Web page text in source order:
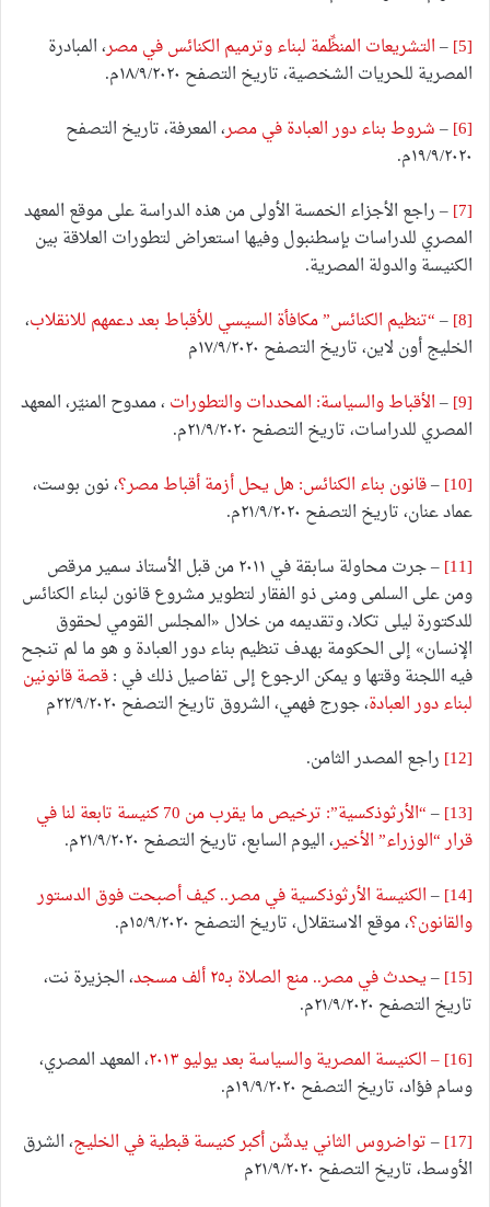
[5]
–التشريعات المنظِّمة لبناء وترميم الكنائس في مصر، المبادرة
المصرية للحريات الشخصية، تاريخ التصفح ١٨/٩/٢٠٢٠م.
[6]
–شروط بناء دور العبادة في مصر، المعرفة، تاريخ التصفح
١٩/٩/٢٠٢٠م.
[7] – راجع الأجزاء الخمسة الأولى من هذه الدراسة على موقع المعهد
المصري للدراسات بإسطنبول وفيها استعراض لتطورات العلاقة بين
الكنيسة والدولة المصرية.
[8]
–“تنظيم الكنائس” مكافأة السيسي للأقباط بعد دعمهم للانقلاب،
الخليج أون لاين، تاريخ التصفح ١٧/٩/٢٠٢٠م
[9]
–الأقباط والسياسة: المحددات والتطورات، ممدوح المنيّر، المعهد
المصري للدراسات، تاريخ التصفح ٢١/٩/٢٠٢٠م.
[10]
–قانون بناء الكنائس: هل يحل أزمة أقباط مصر؟، نون بوست،
عماد عنان، تاريخ التصفح ٢١/٩/٢٠٢٠م.
[11]
– جرت محاولة سابقة في ٢٠١١ من قبل الأستاذ سمير مرقص
ومن على السلمى ومنى ذو الفقار لتطوير مشروع قانون لبناء الكنائس
للدكتورة ليلى تكلا، وتقديمه من خلال «المجلس القومي لحقوق
الإنسان» إلى الحكومة بهدف تنظيم بناء دور العبادة و هو ما لم تنجح
فيه اللجنة وقتها و يمكن الرجوع إلى تفاصيل ذلك في :قصة قانونين
لبناء دور العبادة، جورج فهمي، الشروق تاريخ التصفح ٢٢/٩/٢٠٢٠م
[12]
راجع المصدر الثامن.
[13]
–
“الأرثوذكسية”: ترخيص ما يقرب من 70 كنيسة تابعة لنا في
قرار “الوزراء” الأخير، اليوم السابع، تاريخ التصفح ٢١/٩/٢٠٢٠م.
[14]
–الكنيسة الأرثوذكسية في مصر.. كيف أصبحت فوق الدستور
والقانون؟، موقع الاستقلال، تاريخ التصفح ١٥/٩/٢٠٢٠م.
[15]
–يحدث في مصر.. منع الصلاة بـ٢٥ ألف مسجد
، الجزيرة نت،
تاريخ التصفح ٢١/٩/٢٠٢٠م.
[16]
– الكنيسة المصرية والسياسة بعد يوليو ٢٠١٣
، المعهد المصري،
وسام فؤاد، تاريخ التصفح ١٩/٩/٢٠٢٠م.
[17]
–تواضروس الثاني يدشّن أكبر كنيسة قبطية في الخليج، الشرق
الأوسط، تاريخ التصفح ٢١/٩/٢٠٢٠م